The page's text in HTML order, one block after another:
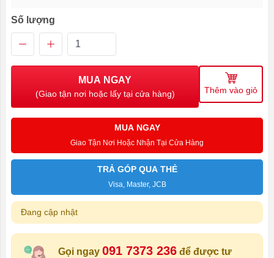
Số lượng
MUA NGAY
(Giao tận nơi hoặc lấy tại cửa hàng) Thêm vào giỏ
MUA NGAY
Giao Tận Nơi Hoặc Nhận Tại Cửa Hàng
TRẢ GÓP QUA THẺ
Visa, Master, JCB
Đang cập nhật
Gọi ngay 091 7373 236 để được tư